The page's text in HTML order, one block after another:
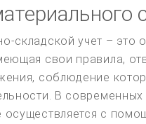
складской учет – это
свои правила,
соблюдение
В современных
осуществляется с